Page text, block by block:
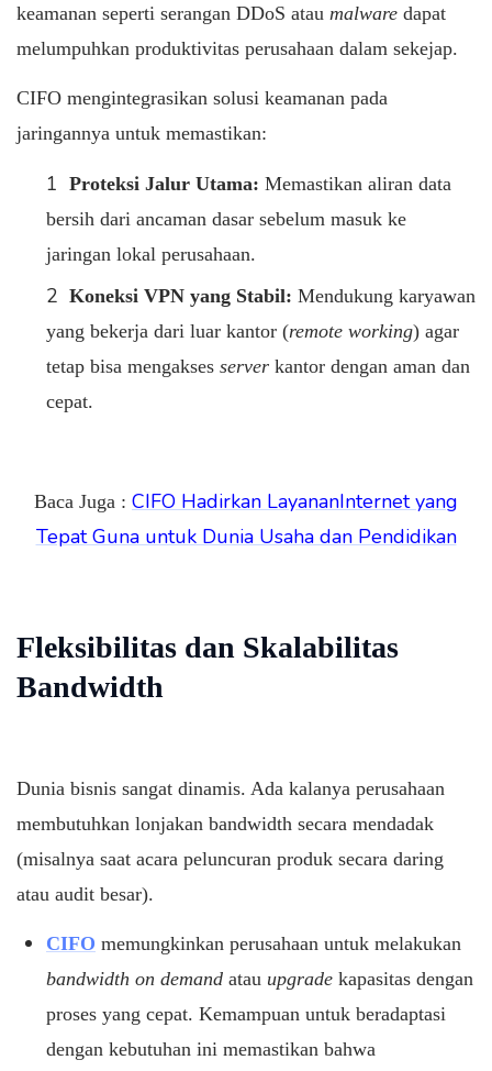
keamanan seperti serangan DDoS atau malware dapat
melumpuhkan produktivitas perusahaan dalam sekejap.
CIFO mengintegrasikan solusi keamanan pada
jaringannya untuk memastikan:
Proteksi Jalur Utama: Memastikan aliran data
bersih dari ancaman dasar sebelum masuk ke
jaringan lokal perusahaan.
Koneksi VPN yang Stabil: Mendukung karyawan
yang bekerja dari luar kantor (remote working) agar
tetap bisa mengakses server kantor dengan aman dan
cepat.
Baca Juga : CIFO Hadirkan LayananInternet yang
Tepat Guna untuk Dunia Usaha dan Pendidikan
Fleksibilitas dan Skalabilitas
Bandwidth
Dunia bisnis sangat dinamis. Ada kalanya perusahaan
membutuhkan lonjakan bandwidth secara mendadak
(misalnya saat acara peluncuran produk secara daring
atau audit besar).
CIFO memungkinkan perusahaan untuk melakukan
bandwidth on demand atau upgrade kapasitas dengan
proses yang cepat. Kemampuan untuk beradaptasi
dengan kebutuhan ini memastikan bahwa